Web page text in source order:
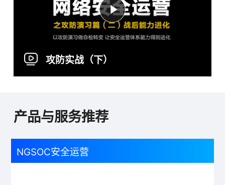
攻防实战（下）
产品与服务推荐
NGSOC安全运营